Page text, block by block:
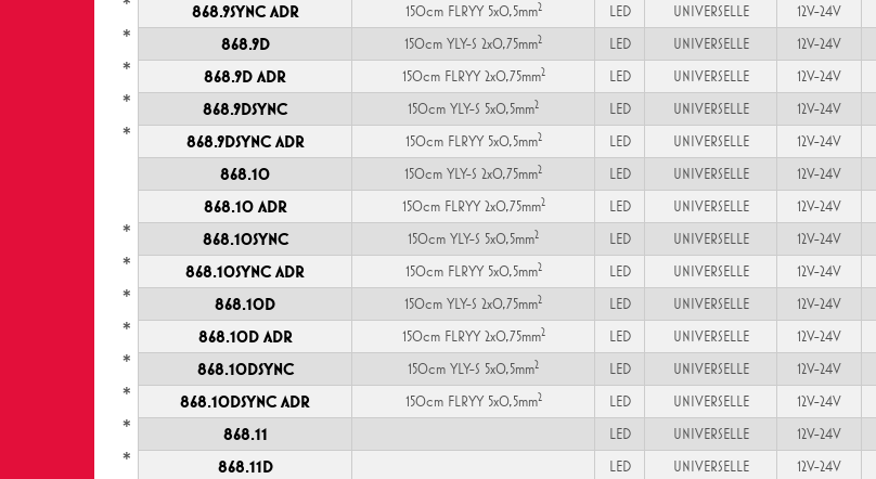
868.9SYNC ADR
* 150cm FLRYY 5x0,5mm2 LED UNIVERSELLE 12V-24V
868.9D
* 150cm YLY-S 2x0,75mm2 LED UNIVERSELLE 12V-24V
868.9D ADR
* 150cm FLRYY 2x0,75mm2 LED UNIVERSELLE 12V-24V
868.9DSYNC
* 150cm YLY-S 5x0,5mm2 LED UNIVERSELLE 12V-24V
868.9DSYNC ADR
* 150cm FLRYY 5x0,5mm2 LED UNIVERSELLE 12V-24V
868.10 150cm YLY-S 2x0,75mm2 LED UNIVERSELLE 12V-24V
868.10 ADR 150cm FLRYY 2x0,75mm2 LED UNIVERSELLE 12V-24V
868.10SYNC
* 150cm YLY-S 5x0,5mm2 LED UNIVERSELLE 12V-24V
868.10SYNC ADR
* 150cm FLRYY 5x0,5mm2 LED UNIVERSELLE 12V-24V
868.10D
* 150cm YLY-S 2x0,75mm2 LED UNIVERSELLE 12V-24V
868.10D ADR
* 150cm FLRYY 2x0,75mm2 LED UNIVERSELLE 12V-24V
868.10DSYNC
* 150cm YLY-S 5x0,5mm2 LED UNIVERSELLE 12V-24V
868.10DSYNC ADR
* 150cm FLRYY 5x0,5mm2 LED UNIVERSELLE 12V-24V
868.11
* LED UNIVERSELLE 12V-24V
868.11D
* LED UNIVERSELLE 12V-24V